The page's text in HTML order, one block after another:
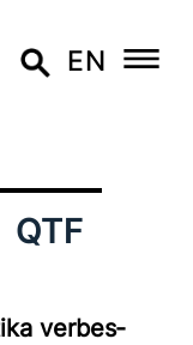
EN
QTF
ver­bes­